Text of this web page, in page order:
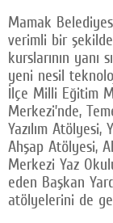
Mamak
verimli bir
kurslarının yanı
yeni nesil
İlçe Milli Eğitim
Merkezi’nde,
Yazılım
Ahşap Atölyesi,
Merkezi Yaz
eden Başkan
atölyelerini de